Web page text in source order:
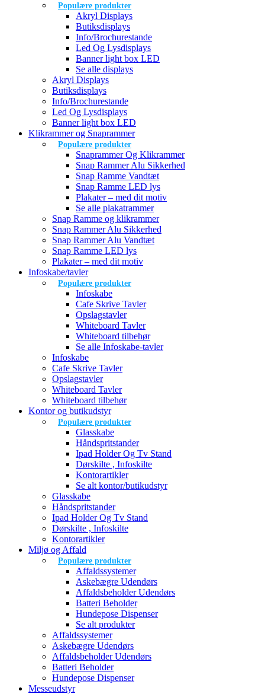
Populære produkter
Akryl Displays
Butiksdisplays
Info/Brochurestande
Led Og Lysdisplays
Banner light box LED
Se alle displays
Akryl Displays
Butiksdisplays
Info/Brochurestande
Led Og Lysdisplays
Banner light box LED
Klikrammer og Snaprammer
Populære produkter
Snaprammer Og Klikrammer
Snap Rammer Alu Sikkerhed
Snap Ramme Vandtæt
Snap Ramme LED lys
Plakater – med dit motiv
Se alle plakatrammer
Snap Ramme og klikrammer
Snap Rammer Alu Sikkerhed
Snap Rammer Alu Vandtæt
Snap Ramme LED lys
Plakater – med dit motiv
Infoskabe/tavler
Populære produkter
Infoskabe
Cafe Skrive Tavler
Opslagstavler
Whiteboard Tavler
Whiteboard tilbehør
Se alle Infoskabe-tavler
Infoskabe
Cafe Skrive Tavler
Opslagstavler
Whiteboard Tavler
Whiteboard tilbehør
Kontor og butikudstyr
Populære produkter
Glasskabe
Håndspritstander
Ipad Holder Og Tv Stand
Dørskilte , Infoskilte
Kontorartikler
Se alt kontor/butikudstyr
Glasskabe
Håndspritstander
Ipad Holder Og Tv Stand
Dørskilte , Infoskilte
Kontorartikler
Miljø og Affald
Populære produkter
Affaldssystemer
Askebægre Udendørs
Affaldsbeholder Udendørs
Batteri Beholder
Hundepose Dispenser
Se alt produkter
Affaldssystemer
Askebægre Udendørs
Affaldsbeholder Udendørs
Batteri Beholder
Hundepose Dispenser
Messeudstyr